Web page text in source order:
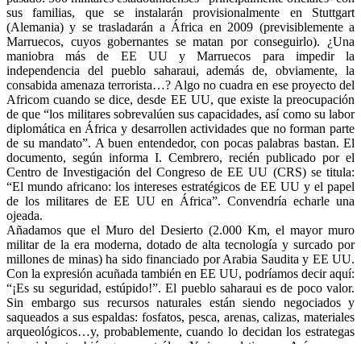
sus familias, que se instalarán provisionalmente en Stuttgart
(Alemania) y se trasladarán a África en 2009 (previsiblemente a
Marruecos, cuyos gobernantes se matan por conseguirlo). ¿Una
maniobra más de EE UU y Marruecos para impedir la
independencia del pueblo saharaui, además de, obviamente, la
consabida amenaza terrorista…? Algo no cuadra en ese proyecto del
Africom cuando se dice, desde EE UU, que existe la preocupación
de que “los militares sobrevalúen sus capacidades, así como su labor
diplomática en África y desarrollen actividades que no forman parte
de su mandato”. A buen entendedor, con pocas palabras bastan. El
documento, según informa I. Cembrero, recién publicado por el
Centro de Investigación del Congreso de EE UU (CRS) se titula:
“El mundo africano: los intereses estratégicos de EE UU y el papel
de los militares de EE UU en África”. Convendría echarle una
ojeada.
Añadamos que el Muro del Desierto (2.000 Km, el mayor muro
militar de la era moderna, dotado de alta tecnología y surcado por
millones de minas) ha sido financiado por Arabia Saudita y EE UU.
Con la expresión acuñada también en EE UU, podríamos decir aquí:
“¡Es su seguridad, estúpido!”. El pueblo saharaui es de poco valor.
Sin embargo sus recursos naturales están siendo negociados y
saqueados a sus espaldas: fosfatos, pesca, arenas, calizas, materiales
arqueológicos…y, probablemente, cuando lo decidan los estrategas